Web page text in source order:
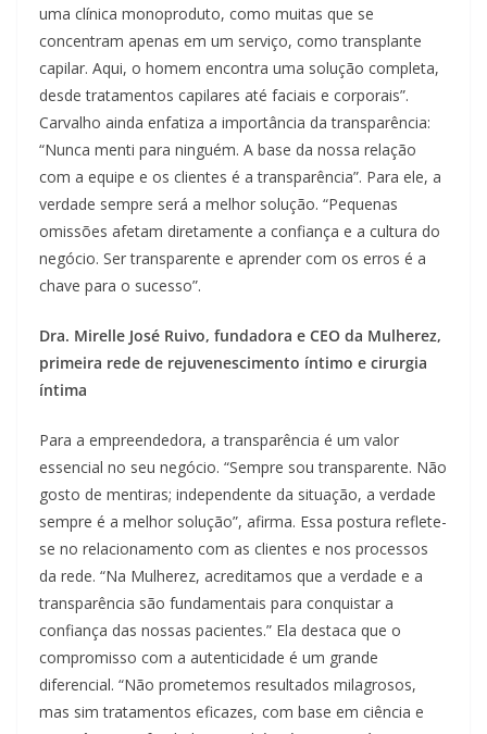
uma clínica monoproduto, como muitas que se
concentram apenas em um serviço, como transplante
capilar. Aqui, o homem encontra uma solução completa,
desde tratamentos capilares até faciais e corporais”.
Carvalho ainda enfatiza a importância da transparência:
“Nunca menti para ninguém. A base da nossa relação
com a equipe e os clientes é a transparência”. Para ele, a
verdade sempre será a melhor solução. “Pequenas
omissões afetam diretamente a confiança e a cultura do
negócio. Ser transparente e aprender com os erros é a
chave para o sucesso”.
Dra. Mirelle José Ruivo, fundadora e CEO da Mulherez,
primeira rede de rejuvenescimento íntimo e cirurgia
íntima
Para a empreendedora, a transparência é um valor
essencial no seu negócio. “Sempre sou transparente. Não
gosto de mentiras; independente da situação, a verdade
sempre é a melhor solução”, afirma. Essa postura reflete-
se no relacionamento com as clientes e nos processos
da rede. “Na Mulherez, acreditamos que a verdade e a
transparência são fundamentais para conquistar a
confiança das nossas pacientes.” Ela destaca que o
compromisso com a autenticidade é um grande
diferencial. “Não prometemos resultados milagrosos,
mas sim tratamentos eficazes, com base em ciência e